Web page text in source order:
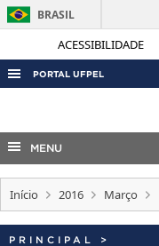
ACESSIBILIDADE
BRASIL
PORTAL UFPEL
AUDITORIA
COBALTO
CONCURSOS
EDITAIS
MENU
Início 2016 Março
PRINCIPAL >